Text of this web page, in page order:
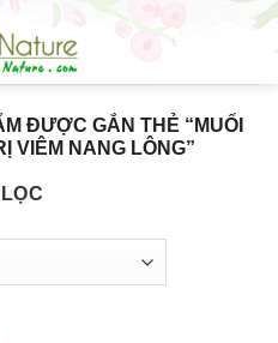
ĐƯỢC GẮN THẺ “MUỐI
VIÊM NANG LÔNG”
LỌC